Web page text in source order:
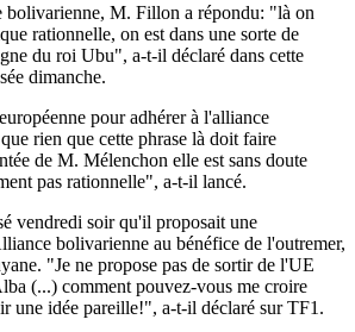
bolivarienne, M. Fillon a répondu: "là on
rationnelle, on est dans une sorte de
du roi Ubu", a-t-il déclaré dans cette
dimanche.
pour adhérer à l'alliance
rien que cette phrase là doit faire
de M. Mélenchon elle est sans doute
pas rationnelle", a-t-il lancé.
vendredi soir qu'il proposait une
bolivarienne au bénéfice de l'outremer,
"Je ne propose pas de sortir de l'UE
(...) comment pouvez-vous me croire
une idée pareille!", a-t-il déclaré sur TF1.